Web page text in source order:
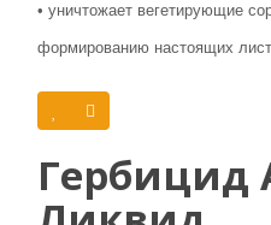
• уничтожает вегетирующие
формированию настоящих
растворимость в воде)
• улучшенное качество и
пенообразования;
Гербицид